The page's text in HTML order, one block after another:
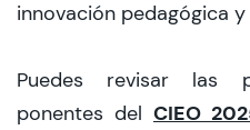
innovación pedagógica
Puedes revisar las
ponentes del CIEO